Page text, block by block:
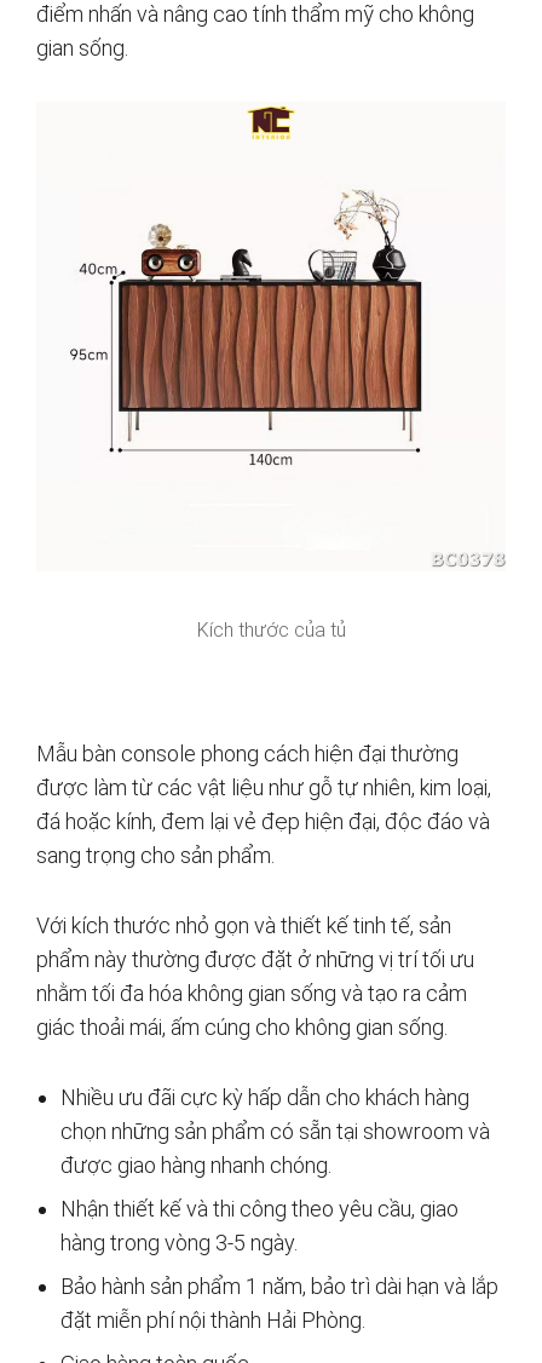
điểm nhấn và nâng cao tính thẩm mỹ cho không
gian sống.
Kích thước của tủ
Mẫu bàn console phong cách hiện đại thường
được làm từ các vật liệu như gỗ tự nhiên, kim loại,
đá hoặc kính, đem lại vẻ đẹp hiện đại, độc đáo và
sang trọng cho sản phẩm.
Với kích thước nhỏ gọn và thiết kế tinh tế, sản
phẩm này thường được đặt ở những vị trí tối ưu
nhằm tối đa hóa không gian sống và tạo ra cảm
giác thoải mái, ấm cúng cho không gian sống.
Nhiều ưu đãi cực kỳ hấp dẫn cho khách hàng
chọn những sản phẩm có sẵn tại showroom và
được giao hàng nhanh chóng.
Nhận thiết kế và thi công theo yêu cầu, giao
hàng trong vòng 3-5 ngày.
Bảo hành sản phẩm 1 năm, bảo trì dài hạn và lắp
đặt miễn phí nội thành Hải Phòng.